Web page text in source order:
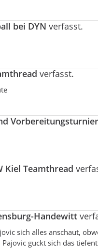
bei DYN verfasst.
verfasst.
Kiel Teamthread
Handewitt
sich alles anschaut,
guckt sich das